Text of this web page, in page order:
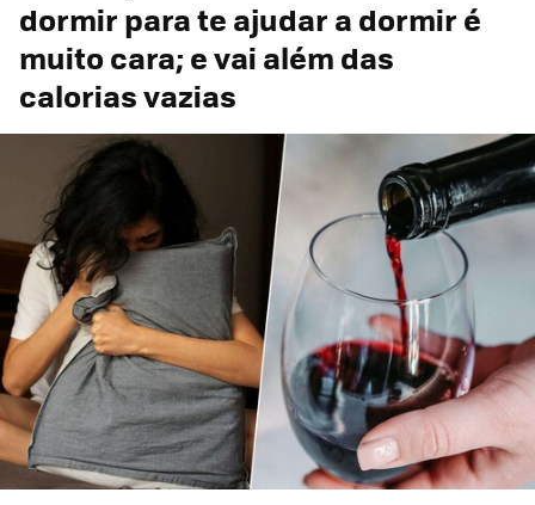
dormir para te ajudar a dormir é
muito cara; e vai além das
calorias vazias